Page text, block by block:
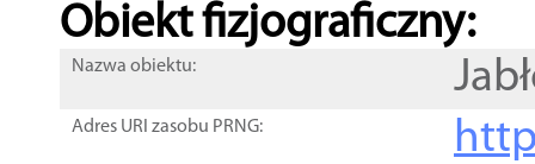
Obiekt fizjograficzny:
Nazwa obiektu:
Adres URI zasobu PRNG: